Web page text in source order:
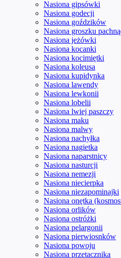
Nasiona gipsówki
Nasiona godecji
Nasiona goździków
Nasiona groszku
Nasiona jeżówki
Nasiona kocanki
Nasiona kocimiętki
Nasiona koleusa
Nasiona kupidynka
Nasiona lawendy
Nasiona lewkonii
Nasiona lobelii
Nasiona lwiej paszczy
Nasiona maku
Nasiona malwy
Nasiona nachyłka
Nasiona nagietka
Nasiona naparstnicy
Nasiona nasturcji
Nasiona nemezji
Nasiona niecierpka
Nasiona niezapominajki
Nasiona onętka
Nasiona orlików
Nasiona ostróżki
Nasiona pelargonii
Nasiona pierwiosnków
Nasiona powoju
Nasiona przetacznika